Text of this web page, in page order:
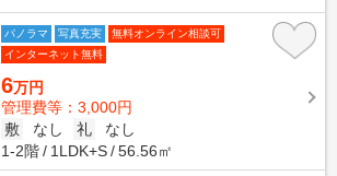
パノラマ 写真充実
無料オンライン相談可
インターネット無料
6万円
管理費等：3,000円
敷
なし 礼
なし
1-2階
1LDK+S 56.56㎡